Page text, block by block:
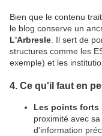
Bien que le contenu
le blog conserve un
L'Arbresle. Il sert de
structures comme les
exemple) et les
4. Ce qu'il faut en
Les points forts
proximité avec
d'information